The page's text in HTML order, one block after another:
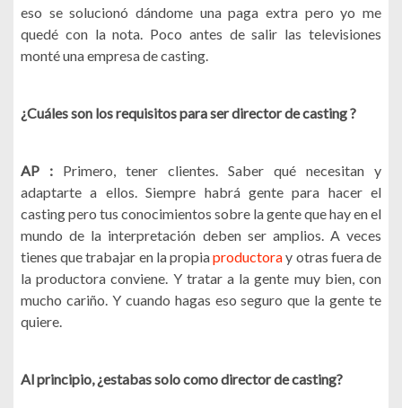
eso se solucionó dándome una paga extra pero yo me
quedé con la nota. Poco antes de salir las televisiones
monté una empresa de casting.
¿Cuáles son los requisitos para ser director de casting ?
AP : Primero, tener clientes. Saber qué necesitan y
adaptarte a ellos. Siempre habrá gente para hacer el
casting pero tus conocimientos sobre la gente que hay en el
mundo de la interpretación deben ser amplios. A veces
tienes que trabajar en la propiaproductoray otras fuera de
la productora conviene. Y tratar a la gente muy bien, con
mucho cariño. Y cuando hagas eso seguro que la gente te
quiere.
Al principio, ¿estabas solo como director de casting?